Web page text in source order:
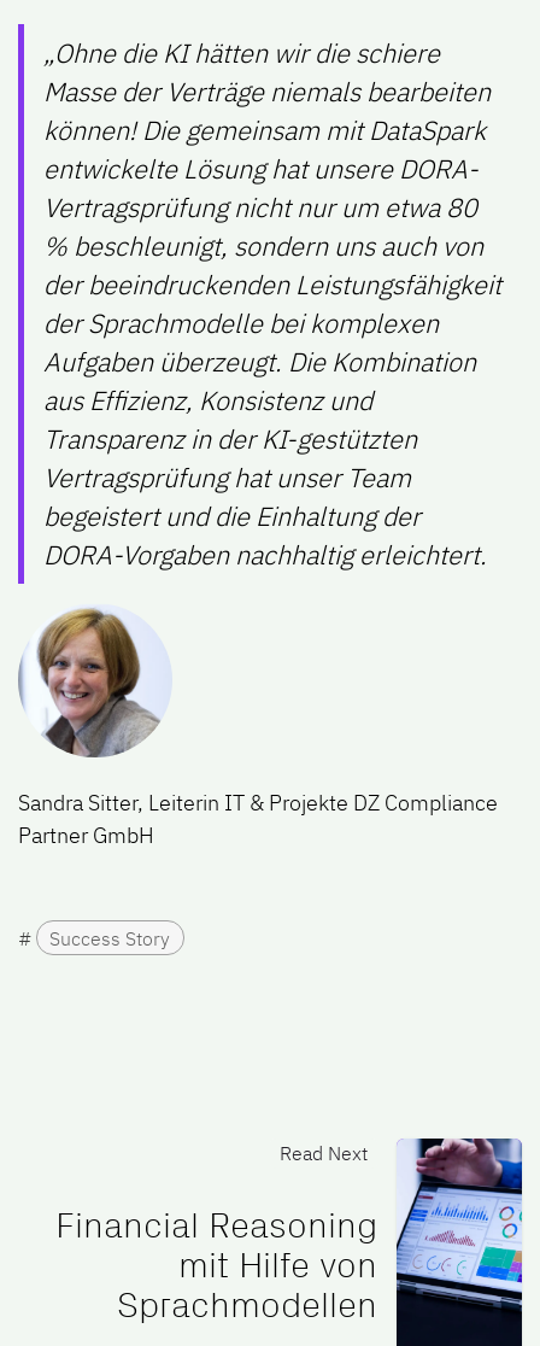
„Ohne die KI hätten wir die schiere
Masse der Verträge niemals bearbeiten
können! Die gemeinsam mit DataSpark
entwickelte Lösung hat unsere DORA-
Vertragsprüfung nicht nur um etwa 80
% beschleunigt, sondern uns auch von
der beeindruckenden Leistungsfähigkeit
der Sprachmodelle bei komplexen
Aufgaben überzeugt. Die Kombination
aus Effizienz, Konsistenz und
Transparenz in der KI-gestützten
Vertragsprüfung hat unser Team
begeistert und die Einhaltung der
DORA-Vorgaben nachhaltig erleichtert.
Sandra Sitter, Leiterin IT & Projekte DZ Compliance
Partner GmbH
# Success Story
Read Next
Financial Reasoning
mit Hilfe von
Sprachmodellen